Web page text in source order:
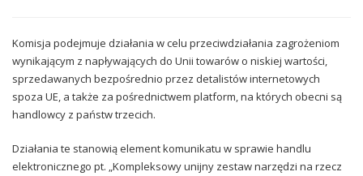
Komisja podejmuje działania w celu przeciwdziałania zagrożeniom
wynikającym z napływających do Unii towarów o niskiej wartości,
sprzedawanych bezpośrednio przez detalistów internetowych
spoza UE, a także za pośrednictwem platform, na których obecni są
handlowcy z państw trzecich.
Działania te stanowią element komunikatu w sprawie handlu
elektronicznego pt. „Kompleksowy unijny zestaw narzędzi na rzecz